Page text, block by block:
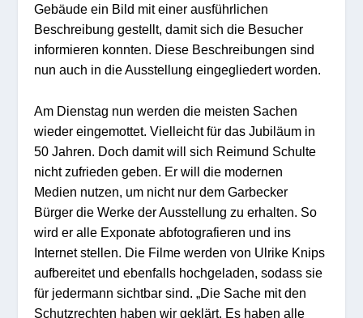
Gebäude ein Bild mit einer ausführlichen
Beschreibung gestellt, damit sich die Besucher
informieren konnten. Diese Beschreibungen sind
nun auch in die Ausstellung eingegliedert worden.
Am Dienstag nun werden die meisten Sachen
wieder eingemottet. Vielleicht für das Jubiläum in
50 Jahren. Doch damit will sich Reimund Schulte
nicht zufrieden geben. Er will die modernen
Medien nutzen, um nicht nur dem Garbecker
Bürger die Werke der Ausstellung zu erhalten. So
wird er alle Exponate abfotografieren und ins
Internet stellen. Die Filme werden von Ulrike Knips
aufbereitet und ebenfalls hochgeladen, sodass sie
für jedermann sichtbar sind. „Die Sache mit den
Schutzrechten haben wir geklärt. Es haben alle